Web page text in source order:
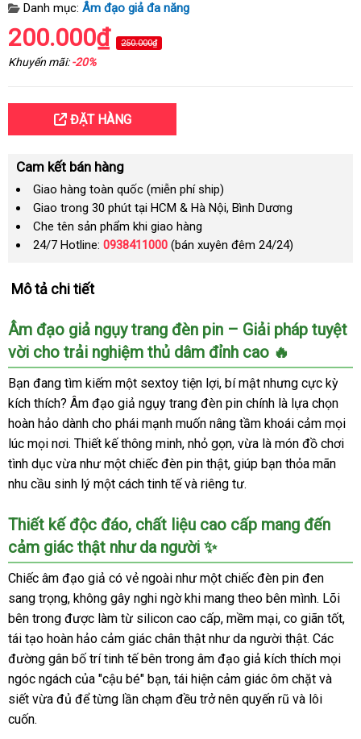
Danh mục: Âm đạo giả đa năng
200.000₫ 250.000₫
Khuyến mãi:-20%
ĐẶT HÀNG
Cam kết bán hàng
Giao hàng toàn quốc (miễn phí ship)
Giao trong 30 phút tại HCM & Hà Nội, Bình Dương
Che tên sản phẩm khi giao hàng
24/7 Hotline: 0938411000 (bán xuyên đêm 24/24)
Mô tả chi tiết
Âm đạo giả ngụy trang đèn pin – Giải pháp tuyệt
vời cho trải nghiệm thủ dâm đỉnh cao 🔥
Bạn đang tìm kiếm một sextoy tiện lợi, bí mật nhưng cực kỳ
kích thích? Âm đạo giả ngụy trang đèn pin chính là lựa chọn
hoàn hảo dành cho phái mạnh muốn nâng tầm khoái cảm mọi
lúc mọi nơi. Thiết kế thông minh, nhỏ gọn, vừa là món đồ chơi
tình dục vừa như một chiếc đèn pin thật, giúp bạn thỏa mãn
nhu cầu sinh lý một cách tinh tế và riêng tư.
Thiết kế độc đáo, chất liệu cao cấp mang đến
cảm giác thật như da người ✨
Chiếc âm đạo giả có vẻ ngoài như một chiếc đèn pin đen
sang trọng, không gây nghi ngờ khi mang theo bên mình. Lõi
bên trong được làm từ silicon cao cấp, mềm mại, co giãn tốt,
tái tạo hoàn hảo cảm giác chân thật như da người thật. Các
đường gân bố trí tinh tế bên trong âm đạo giả kích thích mọi
ngóc ngách của "cậu bé" bạn, tái hiện cảm giác ôm chặt và
siết vừa đủ để từng lần chạm đều trở nên quyến rũ và lôi
cuốn.